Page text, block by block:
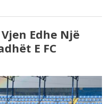
Edhe Një
E FC